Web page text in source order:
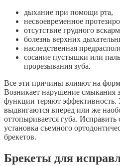
дыхание при помощи рта,
несвоевременное
отсутствие грудного
болезнь верхних
наследственная
сосание пустышки или
прорезывания зуба.
Все эти причины влияют на
Возникает нарушение смыкания
функции теряют эффективность.
выдвигаются вперед или же
оттопыривается губа.
установка съемного
брекетов.
Брекеты для